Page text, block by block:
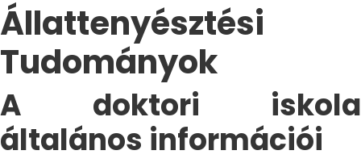
Állattenyésztési
Tudományok
A doktori iskola
általános információi